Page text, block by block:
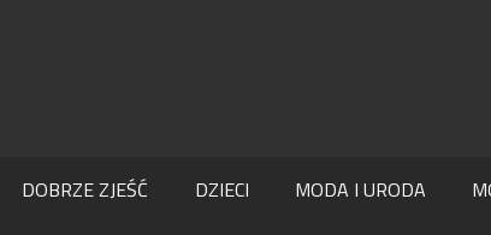
DOBRZE ZJEŚĆ DZIECI MODA I URODA